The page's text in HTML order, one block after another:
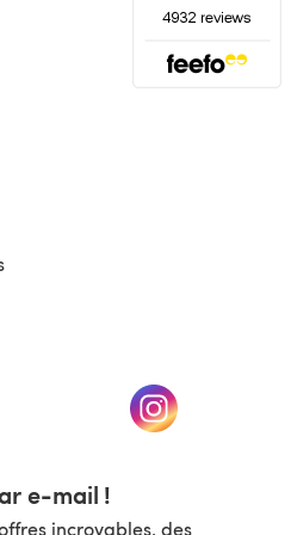
nouvel onglet) (s'ouvre dans
e-mail !
incroyables, des